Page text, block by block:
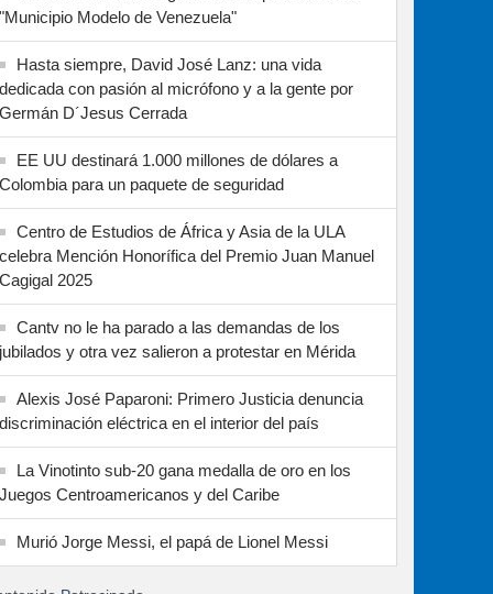
"Municipio Modelo de Venezuela"
Hasta siempre, David José Lanz: una vida
dedicada con pasión al micrófono y a la gente por
Germán D´Jesus Cerrada
EE UU destinará 1.000 millones de dólares a
Colombia para un paquete de seguridad
Centro de Estudios de África y Asia de la ULA
celebra Mención Honorífica del Premio Juan Manuel
Cagigal 2025
Cantv no le ha parado a las demandas de los
jubilados y otra vez salieron a protestar en Mérida
Alexis José Paparoni: Primero Justicia denuncia
discriminación eléctrica en el interior del país
La Vinotinto sub-20 gana medalla de oro en los
Juegos Centroamericanos y del Caribe
Murió Jorge Messi, el papá de Lionel Messi